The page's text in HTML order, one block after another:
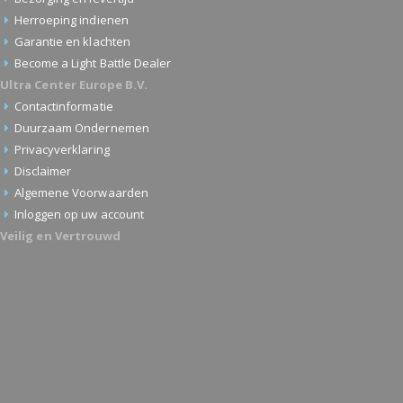
Herroeping indienen
Garantie en klachten
Become a Light Battle Dealer
Ultra Center Europe B.V.
Contactinformatie
Duurzaam Ondernemen
Privacyverklaring
Disclaimer
Algemene Voorwaarden
Inloggen op uw account
Veilig en Vertrouwd